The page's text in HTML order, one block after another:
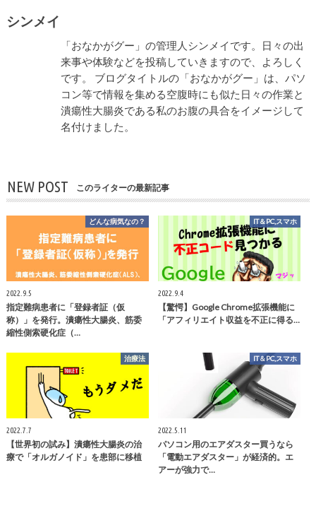
シンメイ
「おなかがグー」の管理人シンメイです。日々の出
来事や体験などを投稿していきますので、よろしく
です。 ブログタイトルの「おなかがグー」は、パソ
コン等で情報を集める空腹時にも似た日々の作業と
潰瘍性大腸炎である私のお腹の具合をイメージして
名付けました。
NEW POST このライターの最新記事
どんな病気なの？
2022.9.5
指定難病患者に「登録者証（仮
称）」を発行。潰瘍性大腸炎、筋委
縮性側索硬化症（…
IT＆PC,スマホ
2022.9.4
【驚愕】Google Chrome拡張機能に
「アフィリエイト収益を不正に得る…
治療法
2022.7.7
【世界初の試み】潰瘍性大腸炎の治
療で「オルガノイド」を患部に移植
IT＆PC,スマホ
2022.5.11
パソコン用のエアダスター買うなら
「電動エアダスター」が経済的。エ
アーが強力で…